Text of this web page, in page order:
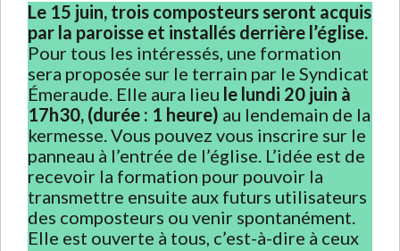
Le 15 juin, trois composteurs seront acquis
par la paroisse et installés derrière l’église.
Pour tous les intéressés, une formation
sera proposée sur le terrain par le Syndicat
Émeraude. Elle aura lieu le lundi 20 juin à
17h30, (durée : 1 heure) au lendemain de la
kermesse. Vous pouvez vous inscrire sur le
panneau à l’entrée de l’église. L’idée est de
recevoir la formation pour pouvoir la
transmettre ensuite aux futurs utilisateurs
des composteurs ou venir spontanément.
Elle est ouverte à tous, c’est-à-dire à ceux